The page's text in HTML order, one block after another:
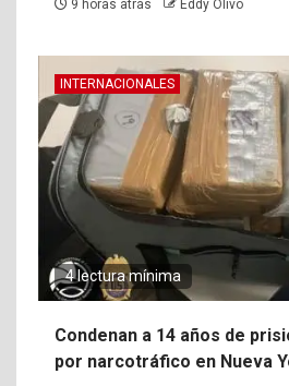
9 horas atrás Eddy Olivo
INTERNACIONALES
4 lectura mínima
Condenan a 14 años de
por narcotráfico en Nueva